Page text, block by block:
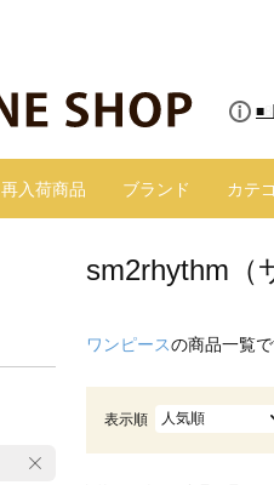
■
再入荷商品 ブランド カテ
sm2rhythm（
ワンピースの商品一覧
表示順 人気順